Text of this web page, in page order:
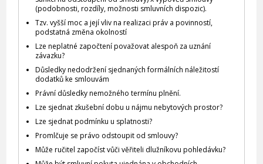
(podobnosti, rozdíly, možnosti smluvních dispozic).
Tzv. vyšší moc a její vliv na realizaci práv a povinností,
podstatná změna okolností
Lze neplatné započtení považovat alespoň za uznání
závazku?
Důsledky nedodržení sjednaných formálních náležitostí
dodatků ke smlouvám
Právní důsledky nemožného termínu plnění.
Lze sjednat zkušební dobu u nájmu nebytových prostor?
Lze sjednat podmínku u splatnosti?
Promlčuje se právo odstoupit od smlouvy?
Může ručitel započíst vůči věřiteli dlužníkovu pohledávku?